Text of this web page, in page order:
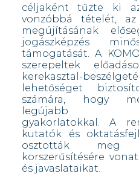
céljaként tűzte ki
vonzóbbá tételét,
megújításának
jogászképzés
támogatását. A
szerepeltek
kerekasztal-
lehetőséget
számára, hogy
legújabb
gyakorlatokkal. A
kutatók és
osztották meg
korszerűsítésére
és javaslataikat.